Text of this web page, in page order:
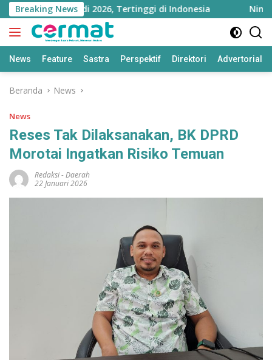
Langsung
ke
konten
Breaking News
Melejit di 2026, Tertinggi di Indonesia Ningsi
News Feature Sastra Perspektif Direktori Advertorial
Beranda News
News
Reses Tak Dilaksanakan, BK DPRD
Morotai Ingatkan Risiko Temuan
Redaksi-Daerah
22 Januari 2026